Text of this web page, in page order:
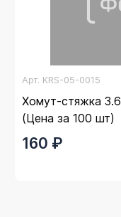
Арт. KRS-05-0015
Хомут-стяжка
(Цена за 100 шт)
160 ₽